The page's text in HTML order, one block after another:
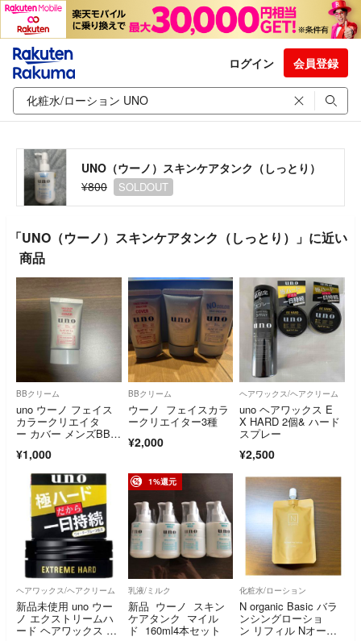
ログイン 会員登録
UNO（ウーノ）スキンケアタンク（しっとり）
¥800
SOLDOUT
「UNO（ウーノ）スキンケアタンク（しっとり）」に近い
商品
BBクリーム
uno ウーノ フェイス
カラークリエイタ
ー カバー メンズBBク
¥1,000
BBクリーム
ウーノ フェイスカラ
ークリエイター3種
¥2,000
ヘアワックス/ヘアクリーム
uno ヘアワックス E
X HARD 2個& ハード
スプレー
¥2,500
ヘアワックス/ヘアクリーム
新品未使用 uno ウー
ノ エクストリームハ
ード ヘアワックス 15
1%還元
乳液/ミルク
新品 ウーノ スキン
ケアタンク マイル
ド 160ml4本セット
化粧水/ローション
N organic Basic バラ
ンシングローショ
ン リフィル Nオーガ